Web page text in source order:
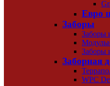
Евро
Заборы
Заборы
Заборы
Заборная
WPC